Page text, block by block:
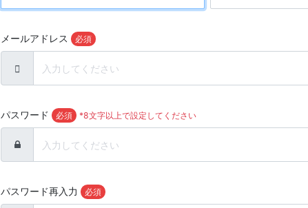
メールアドレス 必須
パスワード 必須 *8文字以上で設定してください
パスワード再入力 必須